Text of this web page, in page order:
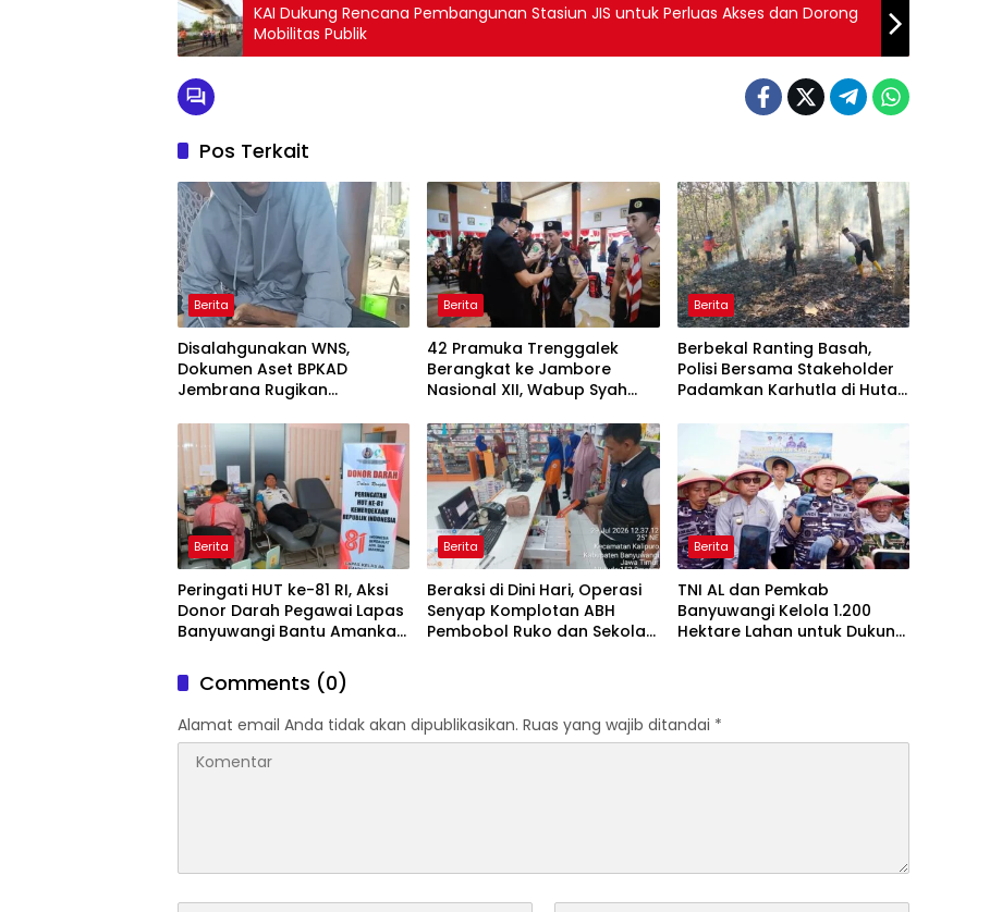
KAI Dukung Rencana Pembangunan Stasiun JIS untuk Perluas Akses dan Dorong
Mobilitas Publik
Pos Terkait
Berita
Disalahgunakan WNS,
Dokumen Aset BPKAD
Jembrana Rugikan
Berita
42 Pramuka Trenggalek
Berangkat ke Jambore
Nasional XII, Wabup Syah
Daerah
Berita
Berbekal Ranting Basah,
Polisi Bersama Stakeholder
Padamkan Karhutla di Hutan
Berita
Peringati HUT ke-81 RI, Aksi
Donor Darah Pegawai Lapas
Banyuwangi Bantu Amankan
Berita
Beraksi di Dini Hari, Operasi
Senyap Komplotan ABH
Pembobol Ruko dan Sekolah
Berita
TNI AL dan Pemkab
Banyuwangi Kelola 1.200
Hektare Lahan untuk Dukung
Comments (0)
Alamat email Anda tidak akan dipublikasikan. Ruas yang wajib ditandai *